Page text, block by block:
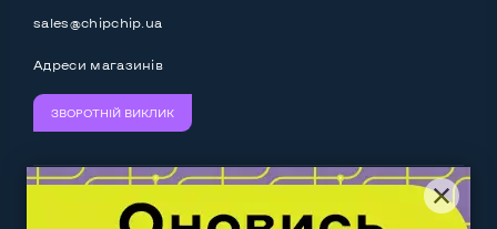
sales@chipchip.ua
Адреси магазинів
ЗВОРОТНІЙ ВИКЛИК
Слідкуйте за нами: